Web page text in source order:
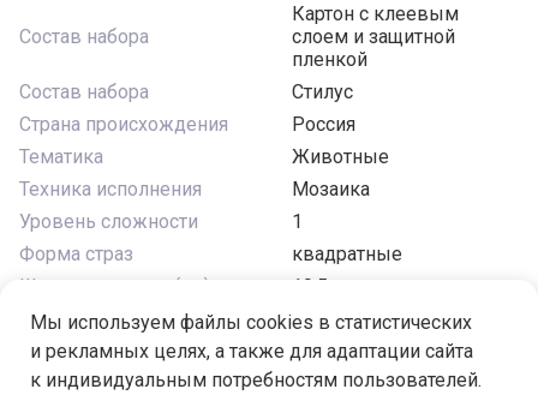
Состав набора
Картон с клеевым
слоем и защитной
пленкой
Состав набора
Стилус
Страна происхождения
Россия
Тематика
Животные
Техника исполнения
Мозаика
Уровень сложности
1
Форма страз
квадратные
Ширина изделия (см)
19.5
Эффект дополнительных
Отсутствуют
Мы используем файлы cookies в статистических
и рекламных целях, а также для адаптации сайта
к индивидуальным потребностям пользователей.